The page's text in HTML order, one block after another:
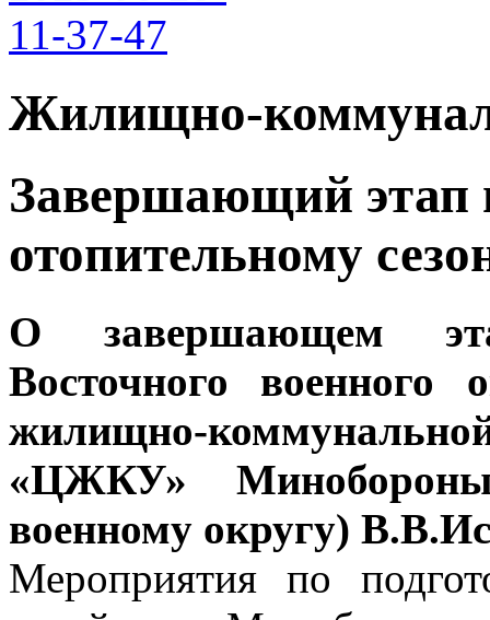
Жилищно-
Завершающий этап
отопительному
О завершающем
Восточного военного
жилищно-
«ЦЖКУ»
военному округу)
Мероприятия по